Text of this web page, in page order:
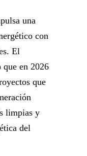
una
con
El
que en 2026
que
limpias y
del